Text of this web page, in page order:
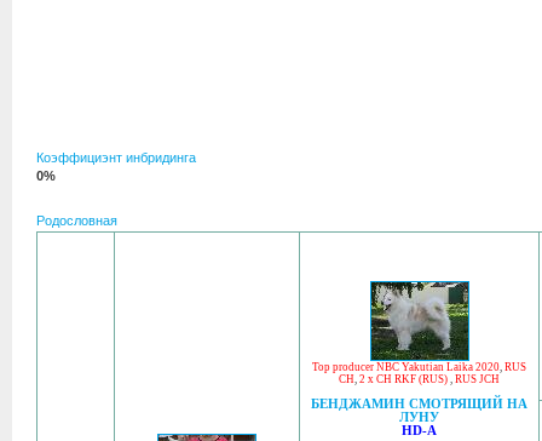
Коэффициэнт инбридинга
0%
Родословная
Top producer NBC Yakutian Laika 2020, RUS
CH, 2 x CH RKF (RUS) , RUS JCH
БЕНДЖАМИН СМОТРЯЩИЙ НА
ЛУНУ
HD-A